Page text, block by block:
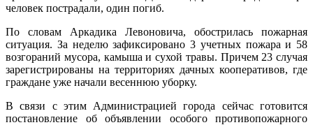
человек пострадали, один погиб.
По словам Аркадика Левоновича, обострилась пожарная
ситуация. За неделю зафиксировано 3 учетных пожара и 58
возгораний мусора, камыша и сухой травы. Причем 23 случая
зарегистрированы на территориях дачных кооперативов, где
граждане уже начали весеннюю уборку.
В связи с этим Администрацией города сейчас готовится
постановление об объявлении особого противопожарного